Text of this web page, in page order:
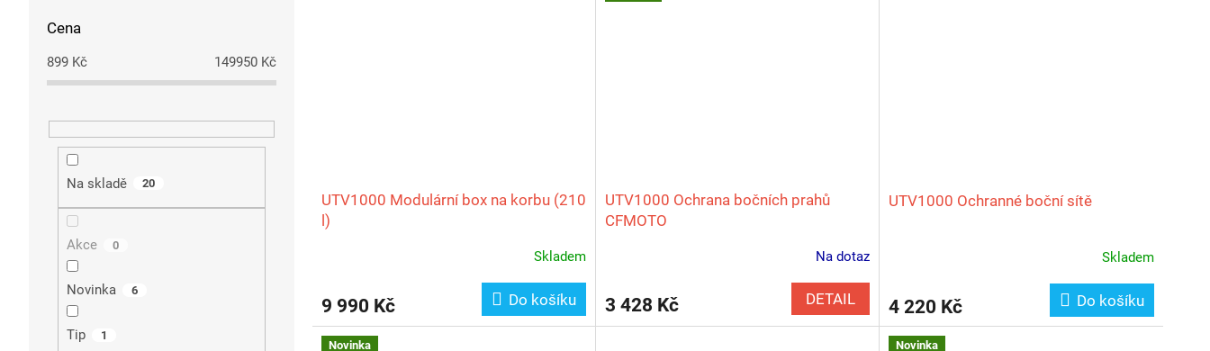
Cena
899 Kč 149950 Kč
Na skladě 20
Akce 0
Novinka 6
Tip 1
UTV1000 Modulární box na korbu (210
l)
Skladem
9 990 Kč Do košíku
UTV1000 Ochrana bočních prahů
CFMOTO
Na dotaz
3 428 Kč DETAIL
UTV1000 Ochranné boční sítě
Skladem
4 220 Kč Do košíku
Novinka Novinka